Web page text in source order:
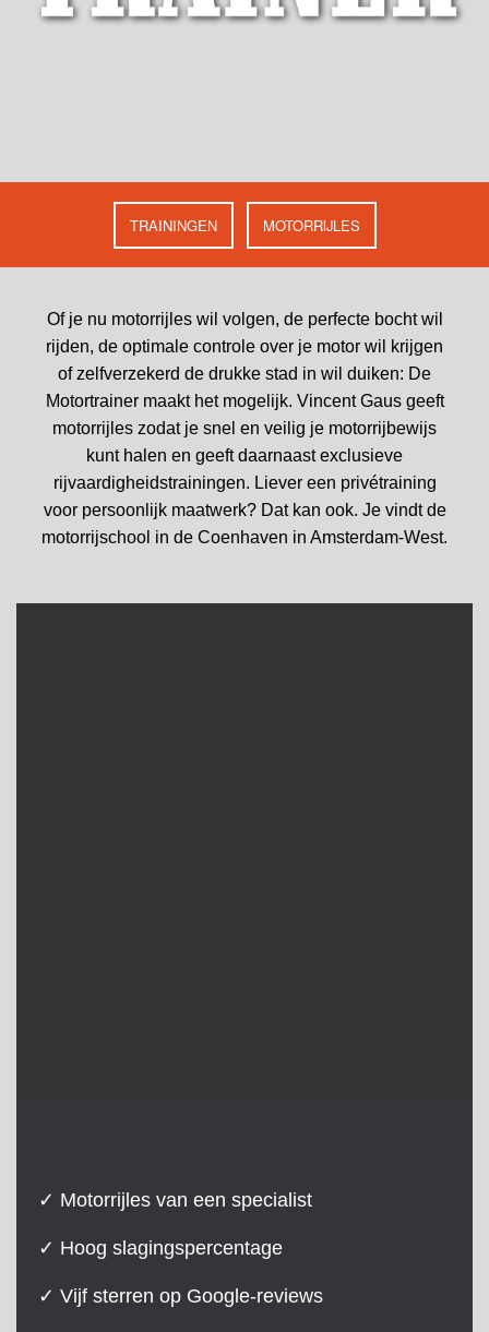
TRAININGEN MOTORRIJLES
Of je nu motorrijles wil volgen, de perfecte bocht wil
rijden, de optimale controle over je motor wil krijgen
of zelfverzekerd de drukke stad in wil duiken: De
Motortrainer maakt het mogelijk. Vincent Gaus geeft
motorrijles zodat je snel en veilig je motorrijbewijs
kunt halen en geeft daarnaast exclusieve
rijvaardigheidstrainingen. Liever een privétraining
voor persoonlijk maatwerk? Dat kan ook. Je vindt de
motorrijschool in de Coenhaven in Amsterdam-West.
✓ Motorrijles van een specialist
✓ Hoog slagingspercentage
✓ Vijf sterren op Google-reviews